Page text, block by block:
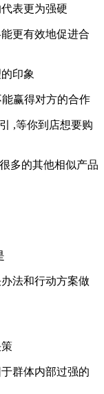
表更为强硬
更有效地促进合
印象
赢得对方的合作
,等你到店想要购
多的其他相似产品
法和行动方案做
群体内部过强的